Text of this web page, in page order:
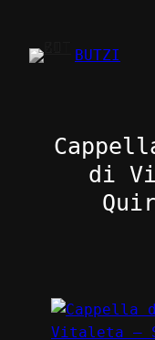
springenBUTZI
di